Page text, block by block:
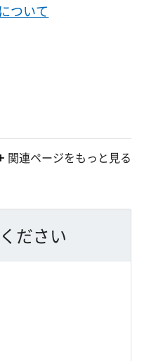
ついて
関連ページをもっと見る
ださい